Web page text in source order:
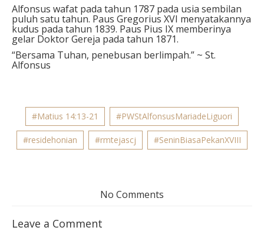
Alfonsus wafat pada tahun 1787 pada usia sembilan
puluh satu tahun. Paus Gregorius XVI menyatakannya
kudus pada tahun 1839. Paus Pius IX memberinya
gelar Doktor Gereja pada tahun 1871.
“Bersama Tuhan, penebusan berlimpah.” ~ St.
Alfonsus
#Matius 14:13-21 #PWStAlfonsusMariadeLiguori
#residehonian #rmtejascj #SeninBiasaPekanXVIII
No Comments
Leave a Comment